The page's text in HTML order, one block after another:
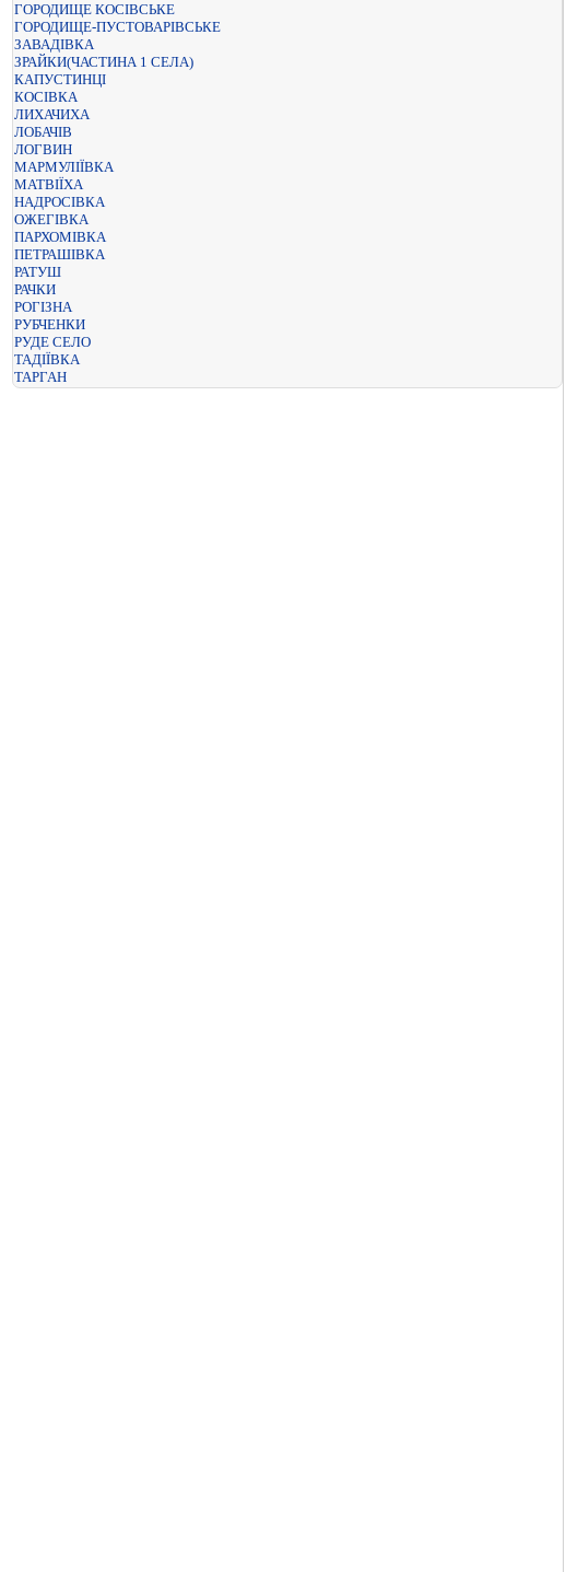
ГОРОДИЩЕ КОСІВСЬКЕ
ГОРОДИЩЕ-ПУСТОВАРІВСЬКЕ
ЗАВАДІВКА
ЗРАЙКИ(ЧАСТИНА 1 СЕЛА)
КАПУСТИНЦІ
КОСІВКА
ЛИХАЧИХА
ЛОБАЧІВ
ЛОГВИН
МАРМУЛІЇВКА
МАТВІЇХА
НАДРОСІВКА
ОЖЕГІВКА
ПАРХОМІВКА
ПЕТРАШІВКА
РАТУШ
РАЧКИ
РОГІЗНА
РУБЧЕНКИ
РУДЕ СЕЛО
ТАДІЇВКА
ТАРГАН